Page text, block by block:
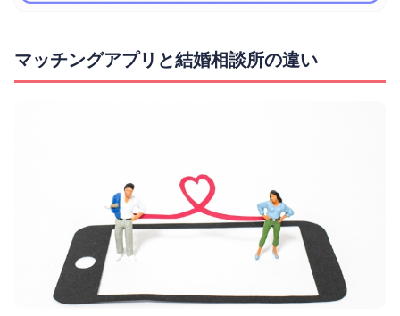
マッチングアプリと結婚相談所の違い